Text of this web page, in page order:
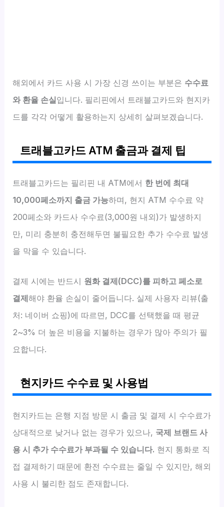
해외에서 카드 사용 시 가장 신경 쓰이는 부분은 수수료
와 환율 손실입니다. 필리핀에서 트래블고카드와 현지카
드를 각각 어떻게 활용하는지 상세히 살펴보겠습니다.
트래블고카드 ATM 출금과 결제 팁
트래블고카드는 필리핀 내 ATM에서 한 번에 최대
10,000페소까지 출금 가능하며, 현지 ATM 수수료 약
200페소와 카드사 수수료(3,000원 내외)가 발생하지
만, 미리 충분히 충전해두면 불필요한 추가 수수료 발생
을 막을 수 있습니다.
결제 시에는 반드시 원화 결제(DCC)를 피하고 페소로
결제해야 환율 손실이 줄어듭니다. 실제 사용자 리뷰(출
처: 네이버 쇼핑)에 따르면, DCC를 선택했을 때 평균
2~3% 더 높은 비용을 지불하는 경우가 많아 주의가 필
요합니다.
현지카드 수수료 및 사용법
현지카드는 은행 지점 방문 시 출금 및 결제 시 수수료가
상대적으로 낮거나 없는 경우가 있으나, 국제 브랜드 사
용 시 추가 수수료가 부과될 수 있습니다. 현지 통화로 직
접 결제하기 때문에 환전 수수료는 줄일 수 있지만, 해외
사용 시 불리한 점도 존재합니다.